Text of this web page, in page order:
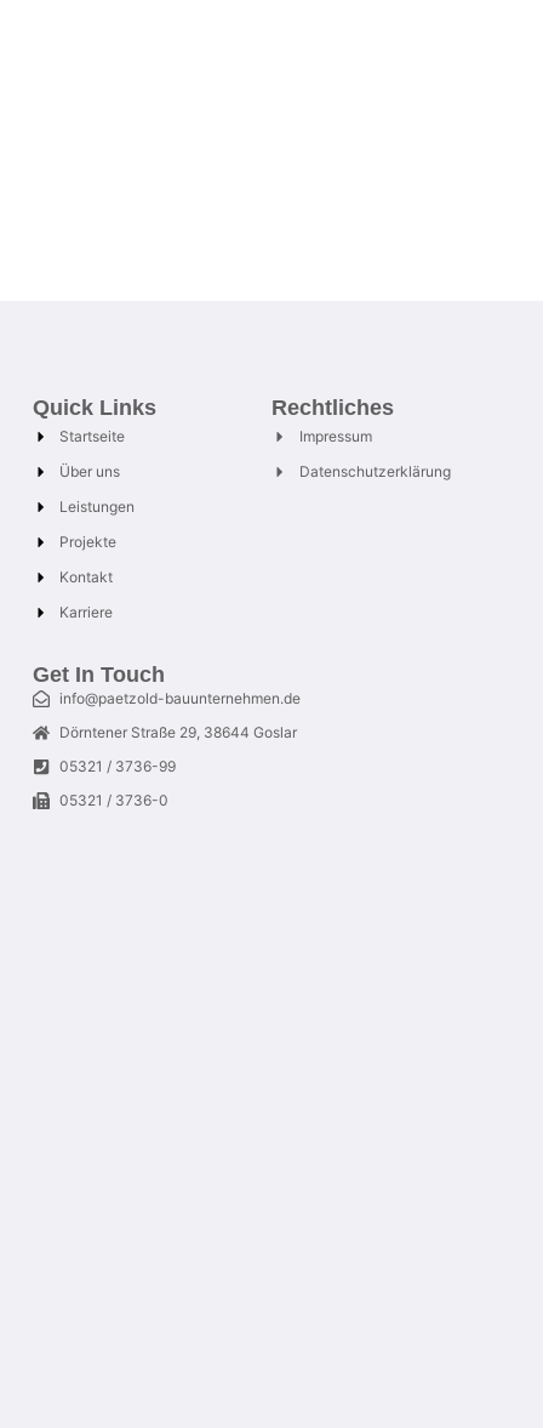
Quick Links
Startseite
Über uns
Leistungen
Projekte
Kontakt
Karriere
Rechtliches
Impressum
Datenschutzerklärung
Get In Touch
info@paetzold-bauunternehmen.de
Dörntener Straße 29, 38644 Goslar
05321 / 3736-99
05321 / 3736-0